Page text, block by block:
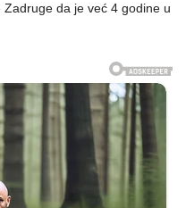
da je već 4 godine u